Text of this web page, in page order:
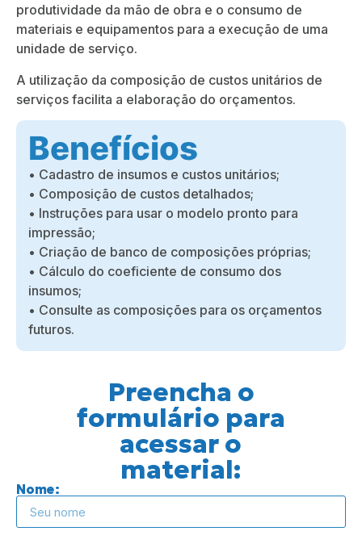
produtividade da mão de obra e o consumo de
materiais e equipamentos para a execução de uma
unidade de serviço.
A utilização da composição de custos unitários de
serviços facilita a elaboração do orçamentos.
Benefícios
• Cadastro de insumos e custos unitários;
• Composição de custos detalhados;
• Instruções para usar o modelo pronto para
impressão;
• Criação de banco de composições próprias;
• Cálculo do coeficiente de consumo dos
insumos;
• Consulte as composições para os orçamentos
futuros.
Preencha o
formulário para
acessar o
material:
Nome: